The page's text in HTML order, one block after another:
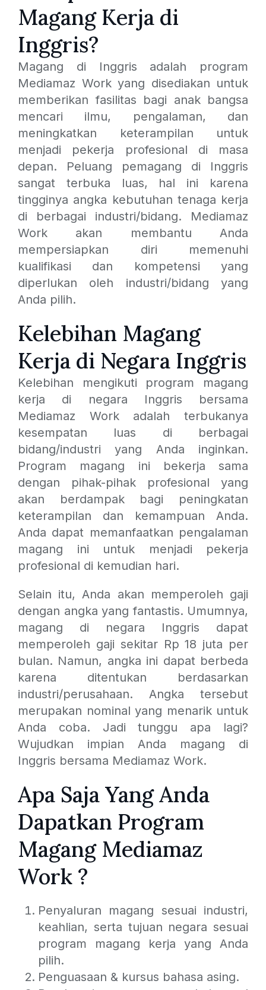
Magang Kerja di
Inggris?
Magang di Inggris adalah program
Mediamaz Work yang disediakan untuk
memberikan fasilitas bagi anak bangsa
mencari ilmu, pengalaman, dan
meningkatkan keterampilan untuk
menjadi pekerja profesional di masa
depan. Peluang pemagang di Inggris
sangat terbuka luas, hal ini karena
tingginya angka kebutuhan tenaga kerja
di berbagai industri/bidang. Mediamaz
Work akan membantu Anda
mempersiapkan diri memenuhi
kualifikasi dan kompetensi yang
diperlukan oleh industri/bidang yang
Anda pilih.
Kelebihan Magang
Kerja di Negara Inggris
Kelebihan mengikuti program magang
kerja di negara Inggris bersama
Mediamaz Work adalah terbukanya
kesempatan luas di berbagai
bidang/industri yang Anda inginkan.
Program magang ini bekerja sama
dengan pihak-pihak profesional yang
akan berdampak bagi peningkatan
keterampilan dan kemampuan Anda.
Anda dapat memanfaatkan pengalaman
magang ini untuk menjadi pekerja
profesional di kemudian hari.
Selain itu, Anda akan memperoleh gaji
dengan angka yang fantastis. Umumnya,
magang di negara Inggris dapat
memperoleh gaji sekitar Rp 18 juta per
bulan. Namun, angka ini dapat berbeda
karena ditentukan berdasarkan
industri/perusahaan. Angka tersebut
merupakan nominal yang menarik untuk
Anda coba. Jadi tunggu apa lagi?
Wujudkan impian Anda magang di
Inggris bersama Mediamaz Work.
Apa Saja Yang Anda
Dapatkan Program
Magang Mediamaz
Work ?
Penyaluran magang sesuai industri,
keahlian, serta tujuan negara sesuai
program magang kerja yang Anda
pilih.
Penguasaan & kursus bahasa asing.